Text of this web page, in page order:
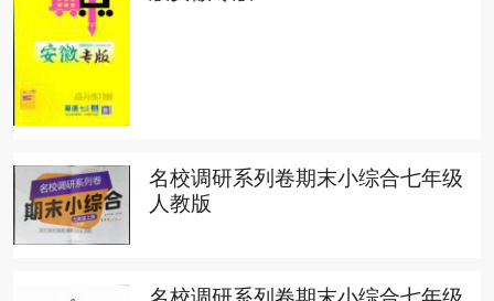
名校调研系列卷期末小综合七年级
人教版